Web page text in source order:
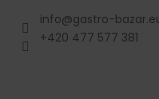
info@gastro-
+420 477 577 381